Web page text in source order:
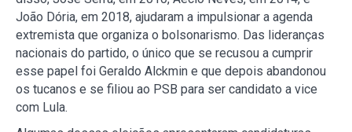
João Dória, em 2018, ajudaram a impulsionar a agenda
extremista que organiza o bolsonarismo. Das lideranças
nacionais do partido, o único que se recusou a cumprir
esse papel foi Geraldo Alckmin e que depois abandonou
os tucanos e se filiou ao PSB para ser candidato a vice
com Lula.